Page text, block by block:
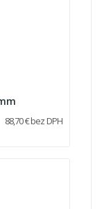
88,70 € bez DPH